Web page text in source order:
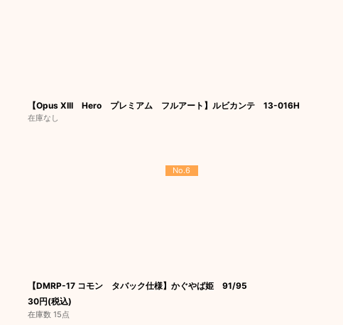
【Opus XIII Hero プレミアム フルアート】ルビカンテ 13-016H
在庫なし
No.6
【DMRP-17 コモン タバック仕様】かぐやば姫 91/95
30円(税込)
在庫数 15点